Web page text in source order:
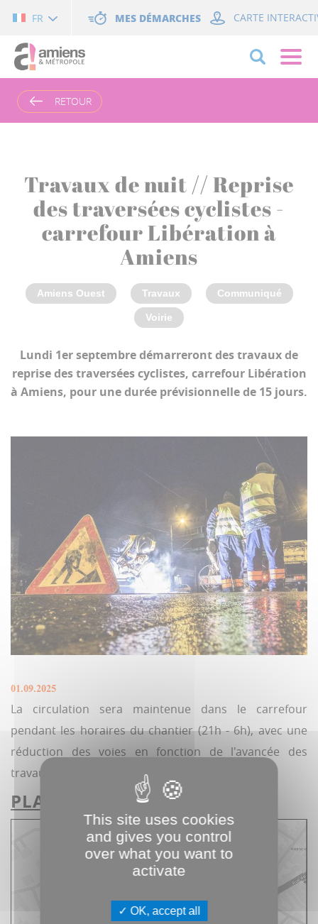
FR MES DÉMARCHES CARTE
RETOUR
Travaux de nuit // Reprise
des traversées cyclistes -
carrefour Libération à
Amiens
Amiens Ouest Travaux Communiqué
Voirie
Lundi 1er septembre démarreront des travaux de
reprise des traversées cyclistes, carrefour Libération
à Amiens, pour une durée prévisionnelle de 15 jours.
01.09.2025
La circulation sera maintenue dans le carrefour
pendant les horaires du chantier (21h - 6h), avec une
réduction des voies en fonction de l'avancée des
travaux.
PLAN DE SITUATION
This site uses cookies
and gives you control
over what you want to
activate
OK, accept all